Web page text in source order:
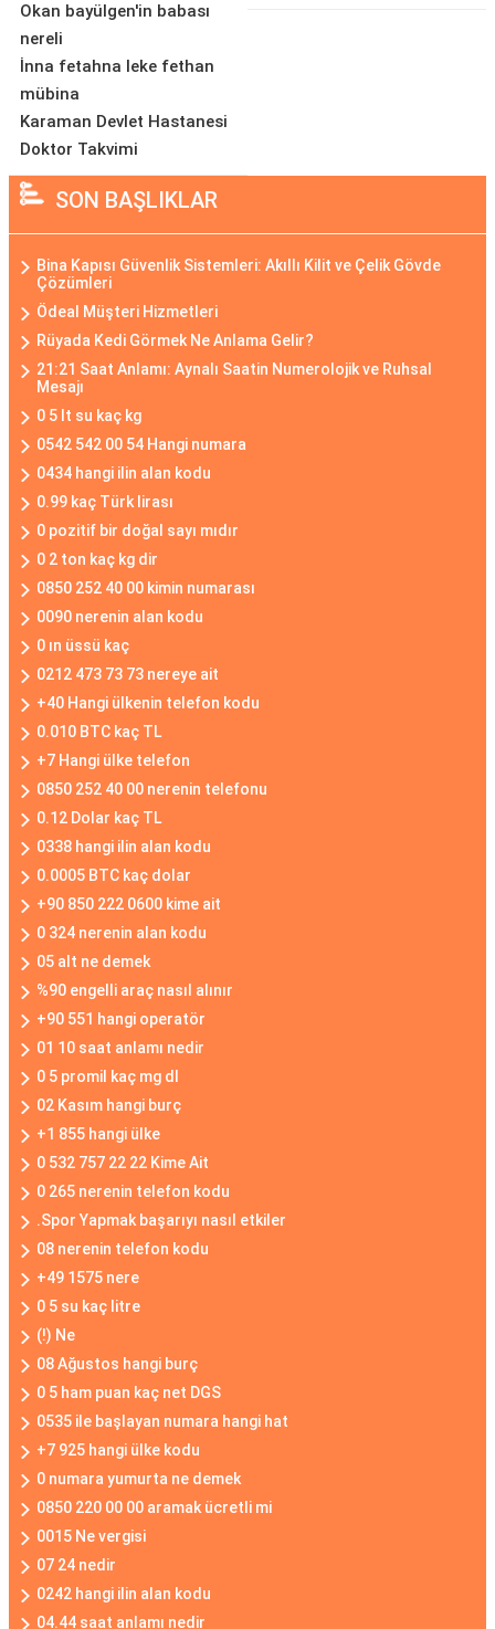
Okan bayülgen'in babası
nereli
İnna fetahna leke fethan
mübina
Karaman Devlet Hastanesi
Doktor Takvimi
SON BAŞLIKLAR
Bina Kapısı Güvenlik Sistemleri: Akıllı Kilit ve Çelik Gövde
Çözümleri
Ödeal Müşteri Hizmetleri
Rüyada Kedi Görmek Ne Anlama Gelir?
21:21 Saat Anlamı: Aynalı Saatin Numerolojik ve Ruhsal
Mesajı
0 5 lt su kaç kg
0542 542 00 54 Hangi numara
0434 hangi ilin alan kodu
0.99 kaç Türk lirası
0 pozitif bir doğal sayı mıdır
0 2 ton kaç kg dir
0850 252 40 00 kimin numarası
0090 nerenin alan kodu
0 ın üssü kaç
0212 473 73 73 nereye ait
+40 Hangi ülkenin telefon kodu
0.010 BTC kaç TL
+7 Hangi ülke telefon
0850 252 40 00 nerenin telefonu
0.12 Dolar kaç TL
0338 hangi ilin alan kodu
0.0005 BTC kaç dolar
+90 850 222 0600 kime ait
0 324 nerenin alan kodu
05 alt ne demek
%90 engelli araç nasıl alınır
+90 551 hangi operatör
01 10 saat anlamı nedir
0 5 promil kaç mg dl
02 Kasım hangi burç
+1 855 hangi ülke
0 532 757 22 22 Kime Ait
0 265 nerenin telefon kodu
.Spor Yapmak başarıyı nasıl etkiler
08 nerenin telefon kodu
+49 1575 nere
0 5 su kaç litre
(!) Ne
08 Ağustos hangi burç
0 5 ham puan kaç net DGS
0535 ile başlayan numara hangi hat
+7 925 hangi ülke kodu
0 numara yumurta ne demek
0850 220 00 00 aramak ücretli mi
0015 Ne vergisi
07 24 nedir
0242 hangi ilin alan kodu
04.44 saat anlamı nedir